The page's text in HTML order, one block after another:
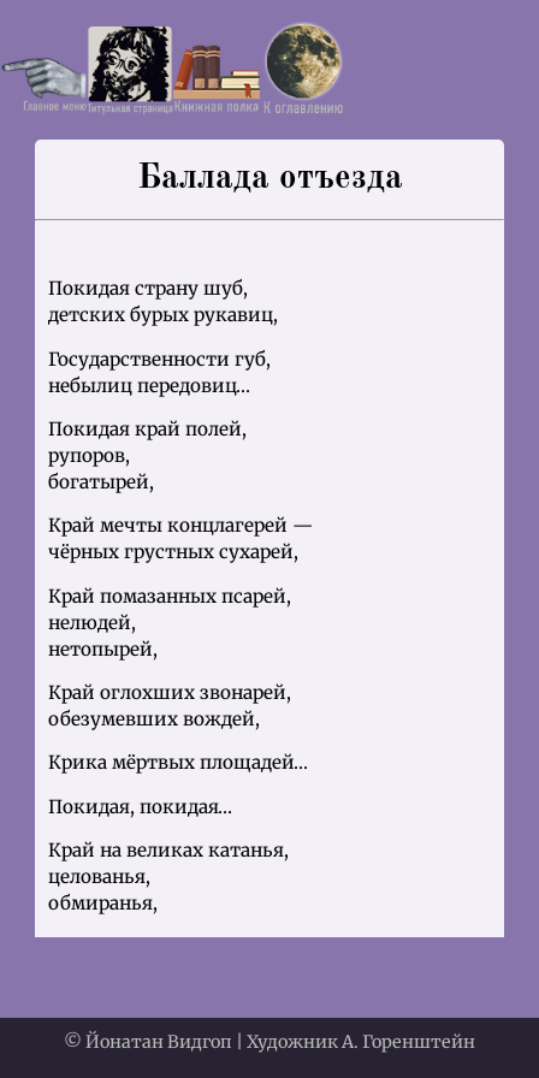
© Йонатан Видгоп | Художник А. Горенштейн
Баллада отъезда
Покидая страну шуб,
детских бурых рукавиц,
Государственности губ,
небылиц передовиц…
Покидая край полей,
рупоров,
богатырей,
Край мечты концлагерей —
чёрных грустных сухарей,
Край помазанных псарей,
нелюдей,
нетопырей,
Край оглохших звонарей,
обезумевших вождей,
Крика мёртвых площадей…
Покидая, покидая…
Край на великах катанья,
целованья,
обмиранья,
небытия,